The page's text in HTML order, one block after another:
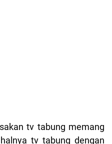
tv tabung memang
tv tabung dengan